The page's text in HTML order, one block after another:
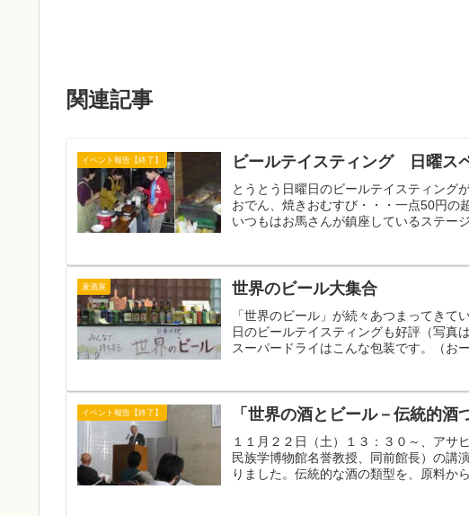
関連記事
イベント報告【終了】 ビールテイスティング 日曜ス
とうとう日曜日のビールテイスティング
おでん、焼きおむすび・・・一点50円の
いつもはお馬さんが鎮座しているステー
麦酒展 世界のビール大集合
「世界のビール」が続々あつまってき
日のビールテイスティングも好評（写真
スーパードライはこんな包装です。（おー
イベント報告【終了】 「世界の酒とビール－伝統的酒
１１月２２日（土）１３：３０～、アサ
民族学博物館名誉教授、同前館長）の講
りました。伝統的な酒の類型を、原料か